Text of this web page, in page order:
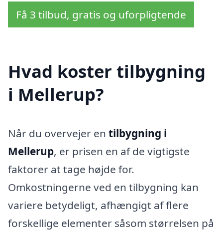
Få 3 tilbud, gratis og uforpligtende
Hvad koster tilbygning
i Mellerup?
Når du overvejer en tilbygning i
Mellerup, er prisen en af de vigtigste
faktorer at tage højde for.
Omkostningerne ved en tilbygning kan
variere betydeligt, afhængigt af flere
forskellige elementer såsom størrelsen på